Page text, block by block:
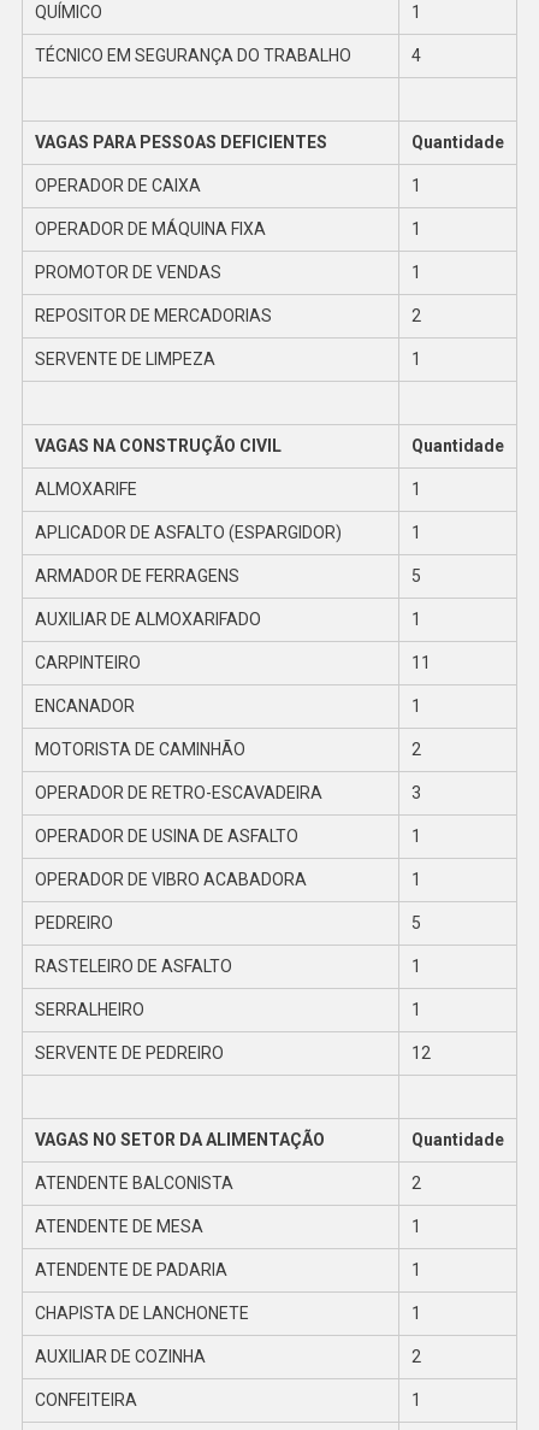
QUÍMICO 1
TÉCNICO EM SEGURANÇA DO TRABALHO 4
VAGAS PARA PESSOAS DEFICIENTES Quantidade
OPERADOR DE CAIXA 1
OPERADOR DE MÁQUINA FIXA 1
PROMOTOR DE VENDAS 1
REPOSITOR DE MERCADORIAS 2
SERVENTE DE LIMPEZA 1
VAGAS NA CONSTRUÇÃO CIVIL Quantidade
ALMOXARIFE 1
APLICADOR DE ASFALTO (ESPARGIDOR) 1
ARMADOR DE FERRAGENS 5
AUXILIAR DE ALMOXARIFADO 1
CARPINTEIRO 11
ENCANADOR 1
MOTORISTA DE CAMINHÃO 2
OPERADOR DE RETRO-ESCAVADEIRA 3
OPERADOR DE USINA DE ASFALTO 1
OPERADOR DE VIBRO ACABADORA 1
PEDREIRO 5
RASTELEIRO DE ASFALTO 1
SERRALHEIRO 1
SERVENTE DE PEDREIRO 12
VAGAS NO SETOR DA ALIMENTAÇÃO Quantidade
ATENDENTE BALCONISTA 2
ATENDENTE DE MESA 1
ATENDENTE DE PADARIA 1
CHAPISTA DE LANCHONETE 1
AUXILIAR DE COZINHA 2
CONFEITEIRA 1